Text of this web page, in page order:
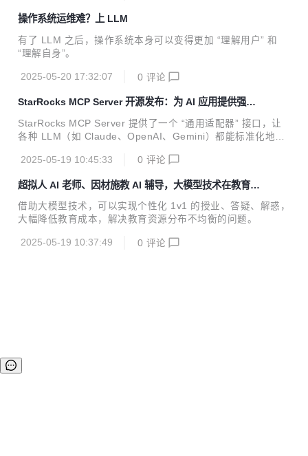
操作系统运维难？上 LLM
有了 LLM 之后，操作系统本身可以变得更加 “理解用户” 和
“理解自身”。
2025-05-20 17:32:07 0 评论
StarRocks MCP Server 开源发布：为 AI 应用提供强大
分析中枢
StarRocks MCP Server 提供了一个 “通用适配器” 接口，让
各种 LLM（如 Claude、OpenAI、Gemini）都能标准化地访
库内容，无需复杂的配置或集成。
2025-05-19 10:45:33 0 评论
超拟人 AI 老师、因材施教 AI 辅导，大模型技术在教育中
能做好哪些事？
借助大模型技术，可以实现个性化 1v1 的授业、答疑、解惑，
大幅降低教育成本，解决教育资源分布不均衡的问题。
2025-05-19 10:37:49 0 评论